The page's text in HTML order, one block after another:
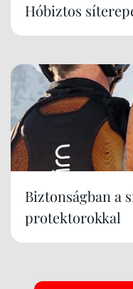
Hóbiztos
Biztonságban a
protektorokkal